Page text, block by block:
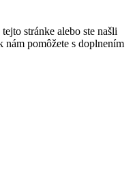
stránke alebo ste našli
pomôžete s doplnením